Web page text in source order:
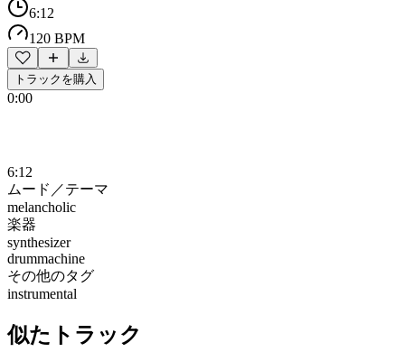
6:12
120 BPM
トラックを購入
0:00
6:12
ムード／テーマ
melancholic
楽器
synthesizer
drummachine
その他のタグ
instrumental
似たトラック